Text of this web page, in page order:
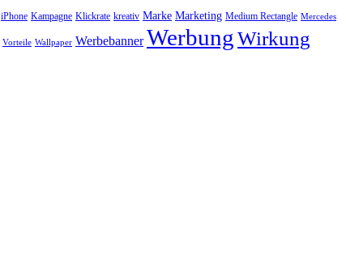
iPhone Kampagne Klickrate kreativ Marke Marketing Medium Rectangle Mercedes
Vorteile Wallpaper Werbebanner WerbungWirkung